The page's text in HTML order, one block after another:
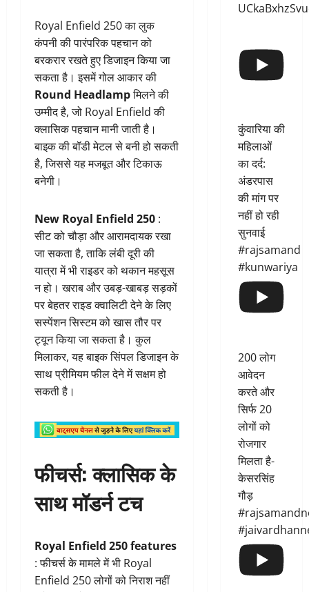
Royal Enfield 250 का लुक
कंपनी की पारंपरिक पहचान को
बरकरार रखते हुए डिजाइन किया जा
सकता है। इसमें गोल आकार की
Round Headlampमिलने की
उम्मीद है, जो Royal Enfield की
क्लासिक पहचान मानी जाती है।
बाइक की बॉडी मेटल से बनी हो सकती
है, जिससे यह मजबूत और टिकाऊ
बनेगी।
New Royal Enfield 250 :
सीट को चौड़ा और आरामदायक रखा
जा सकता है, ताकि लंबी दूरी की
यात्रा में भी राइडर को थकान महसूस
न हो। खराब और उबड़-खाबड़ सड़कों
पर बेहतर राइड क्वालिटी देने के लिए
सस्पेंशन सिस्टम को खास तौर पर
ट्यून किया जा सकता है। कुल
मिलाकर, यह बाइक सिंपल डिजाइन के
साथ प्रीमियम फील देने में सक्षम हो
सकती है।
फीचर्स: क्लासिक के
साथ मॉडर्न टच
Royal Enfield 250 features
: फीचर्स के मामले में भी Royal
Enfield 250 लोगों को निराश नहीं
कुंवारिया की
महिलाओं
का दर्द:
अंडरपास
की मांग पर
नहीं हो रही
सुनवाई
#rajsamand
#kunwariya
200 लोग
आवेदन
करते और
सिर्फ 20
लोगों को
रोजगार
मिलता है-
केसरसिंह
गौड़